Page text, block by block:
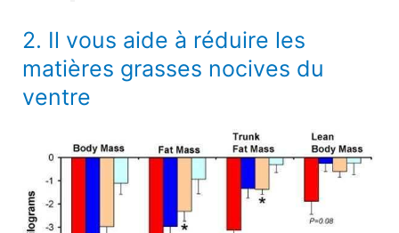
2. Il vous aide à réduire les
matières grasses nocives du
ventre